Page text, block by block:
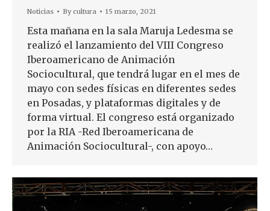
Noticias Bycultura 15 marzo, 2021
Esta mañana en la sala Maruja Ledesma se
realizó el lanzamiento del VIII Congreso
Iberoamericano de Animación
Sociocultural, que tendrá lugar en el mes de
mayo con sedes físicas en diferentes sedes
en Posadas, y plataformas digitales y de
forma virtual. El congreso está organizado
por la RIA -Red Iberoamericana de
Animación Sociocultural-, con apoyo…